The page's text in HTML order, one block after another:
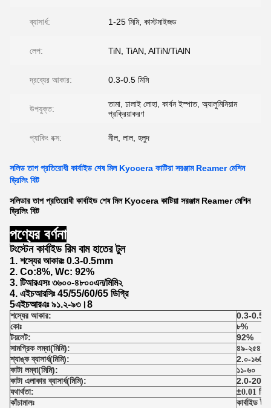
ব্যাসার্ধ: 1-25 মিমি, কাস্টমাইজড
লেপ: TiN, TiAN, AlTiN/TiAlN
দ্রব্যের আকার: 0.3-0.5 মিমি
উপযুক্ত:
তামা, ঢালাই লোহা, কার্বন ইস্পাত, অ্যালুমিনিয়াম
প্রক্রিয়াকরণ
প্যাকিং বক্স: নীল, লাল, হলুদ
সলিড তাপ প্রতিরোধী কার্বাইড শেষ মিল Kyocera কাটিয়া সরঞ্জাম Reamer মেশিন
ড্রিলিং বিট
সলিডার তাপ প্রতিরোধী কার্বাইড শেষ মিল Kyocera কাটিয়া সরঞ্জাম Reamer মেশিন
ড্রিলিং বিট
পণ্যের বর্ণনা
টংস্টেন কার্বাইড রিম বাম হাতের টুল
1. শস্যের আকারঃ 0.3-0.5mm
2. Co:8%, Wc: 92%
3. টিআরএসঃ ৩৬০০-৪৮০০এন/মিমি২
4. এইচআরসিঃ 45/55/60/65 ডিগ্রি
5এইচআরএঃ ৯১.২-৯৩।8
শস্যের আকার:
0.3-0.5
কোঃ
৮%
টয়লেট:
92%
সামগ্রিক লম্বা(মিমি):
৪৯-২৫৪
শ্যাঙ্ক ব্যাসার্ধ(মিমি):
2.০-১৬0
কাটা লম্বা(মিমি):
১১-৬০
কাটা এলাকার ব্যাসার্ধ(মিমি):
2.0-20.0
যথার্থতা:
±0.01 মিমি
কাঁচামালঃ
কার্বাইড